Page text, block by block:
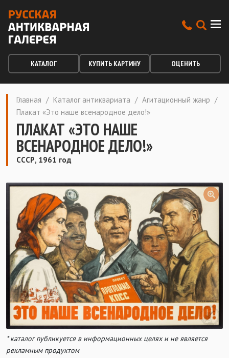
КАТАЛОГ КУПИТЬ КАРТИНУ ОЦЕНИТЬ
Главная / Каталог антиквариата / Агитационный жанр /
Плакат «Это наше всенародное дело!»
ПЛАКАТ «ЭТО НАШЕ
ВСЕНАРОДНОЕ ДЕЛО!»
СССР, 1961 год
* каталог публикуется в информационных целях и не является
рекламным продуктом